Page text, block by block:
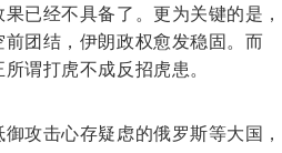
已经不具备了。更为关键的是，
团结，伊朗政权愈发稳固。而
谓打虎不成反招虎患。
攻击心存疑虑的俄罗斯等大国，